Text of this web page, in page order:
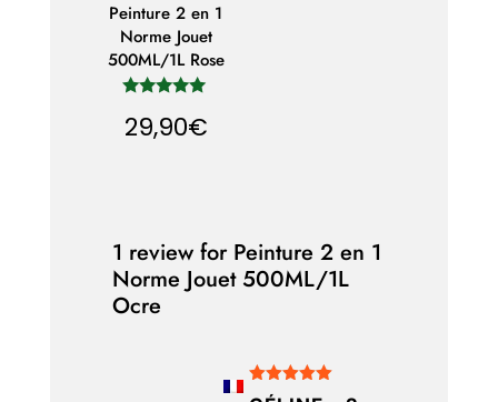
Peinture 2 en 1
Norme Jouet
500ML/1L Rose
5.00
sur 5
29,90€
1 review for Peinture 2 en 1
Norme Jouet 500ML/1L
Ocre
Note 5 sur